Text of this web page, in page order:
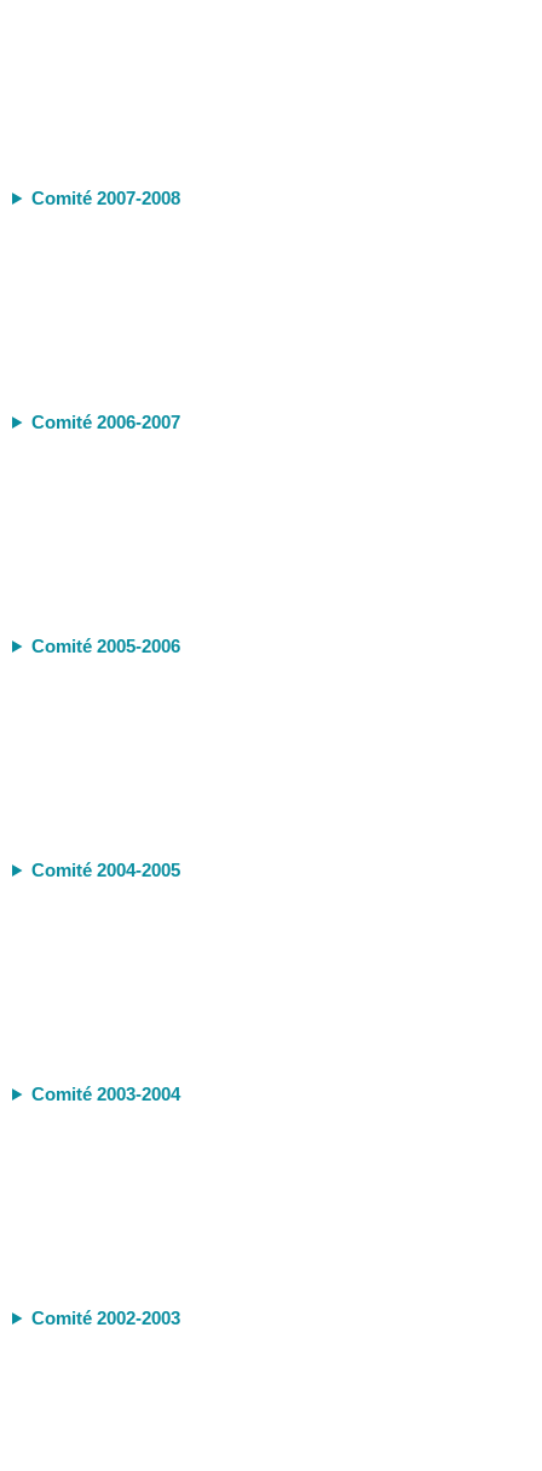
Comité 2007-2008
Comité 2006-2007
Comité 2005-2006
Comité 2004-2005
Comité 2003-2004
Comité 2002-2003